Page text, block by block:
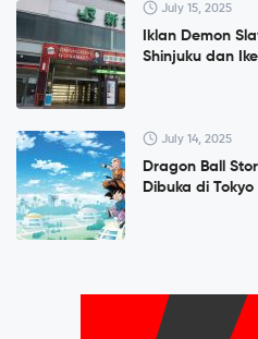
July 15, 2025
Iklan Demon
Shinjuku dan
July 14, 2025
Dragon Ball
Dibuka di Tokyo